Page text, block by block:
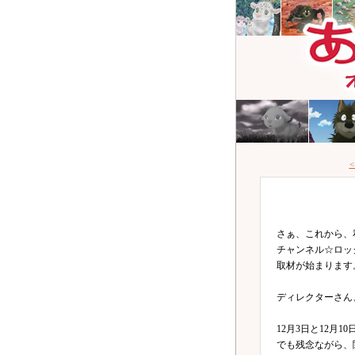
さぁ、これから、
チャンネル☆ロッ
取材が始まります
ディレクターさん
12月3日と12月10
でも残念ながら